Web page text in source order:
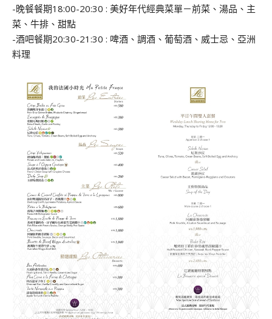
-晚餐餐期18:00-20:30 : 美好年代經典菜單－前菜、湯品、主
菜、牛排、甜點
-酒吧餐期20:30-21:30 : 啤酒、調酒、葡萄酒、威士忌、亞洲
料理